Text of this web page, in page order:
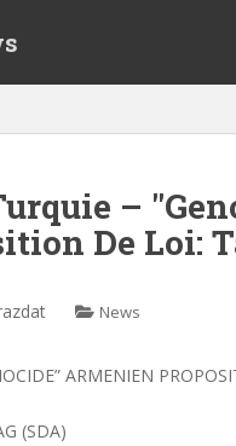
–
De Loi:
News
ARMENIEN
(SDA)